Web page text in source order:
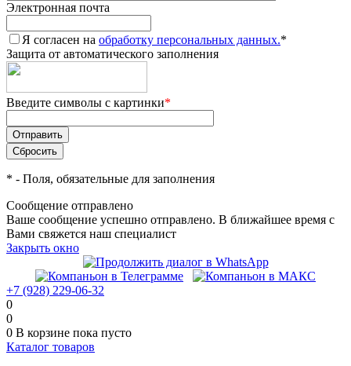
Электронная почта
Я согласен на обработку персональных данных.*
Защита от автоматического заполнения
Введите символы с картинки*
* - Поля, обязательные для заполнения
Сообщение отправлено
Ваше сообщение успешно отправлено. В ближайшее время с
Вами свяжется наш специалист
Закрыть окно
+7 (928) 229-06-32
0
0
0 В корзине пока пусто
Каталог товаров